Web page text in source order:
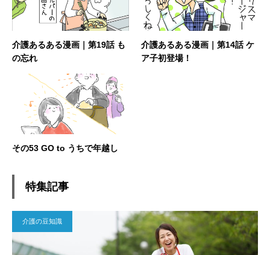
介護あるある漫画｜第19話 も
の忘れ
介護あるある漫画｜第14話 ケ
ア子初登場！
その53 GO to うちで年越し
特集記事
介護の豆知識